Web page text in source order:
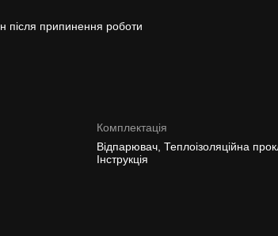
після припинення роботи
Комплектація
Відпарювач, Теплоізоляційна
Інструкція